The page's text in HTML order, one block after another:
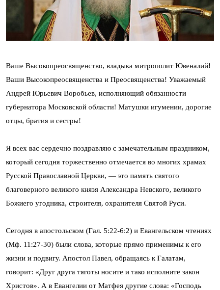
Ваше Высокопреосвященство, владыка митрополит Ювеналий!
Ваши Высокопреосвященства и Преосвященства! Уважаемый
Андрей Юрьевич Воробьев, исполняющий обязанности
губернатора Московской области! Матушки игумении, дорогие
отцы, братия и сестры!
Я всех вас сердечно поздравляю с замечательным праздником,
который сегодня торжественно отмечается во многих храмах
Русской Православной Церкви, — это память святого
благоверного великого князя Александра Невского, великого
Божиего угодника, строителя, охранителя Святой Руси.
Сегодня в апостольском (Гал. 5:22-6:2) и Евангельском чтениях
(Мф. 11:27-30) были слова, которые прямо применимы к его
жизни и подвигу. Апостол Павел, обращаясь к Галатам,
говорит: «Друг друга тяготы носите и тако исполните закон
Христов». А в Евангелии от Матфея другие слова: «Господь